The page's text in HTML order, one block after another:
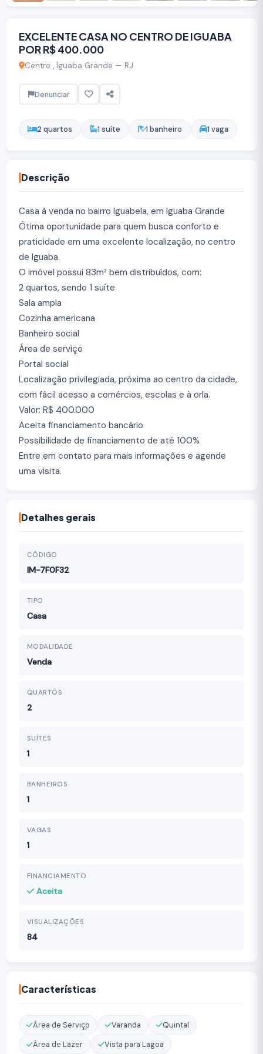
EXCELENTE CASA NO CENTRO DE IGUABA
POR R$ 400.000
Centro , Iguaba Grande — RJ
Denunciar
2 quartos 1 suíte 1 banheiro 1 vaga
Descrição
Casa à venda no bairro Iguabela, em Iguaba Grande
Ótima oportunidade para quem busca conforto e
praticidade em uma excelente localização, no centro
de Iguaba.
O imóvel possui 83m² bem distribuídos, com:
2 quartos, sendo 1 suíte
Sala ampla
Cozinha americana
Banheiro social
Área de serviço
Portal social
Localização privilegiada, próxima ao centro da cidade,
com fácil acesso a comércios, escolas e à orla.
Valor: R$ 400.000
Aceita financiamento bancário
Possibilidade de financiamento de até 100%
Entre em contato para mais informações e agende
uma visita.
Detalhes gerais
CÓDIGO
IM-7F0F32
TIPO
Casa
MODALIDADE
Venda
QUARTOS
2
SUÍTES
1
BANHEIROS
1
VAGAS
1
FINANCIAMENTO
Aceita
VISUALIZAÇÕES
84
Características
Área de Serviço Varanda
Quintal
Área de Lazer
Vista para Lagoa